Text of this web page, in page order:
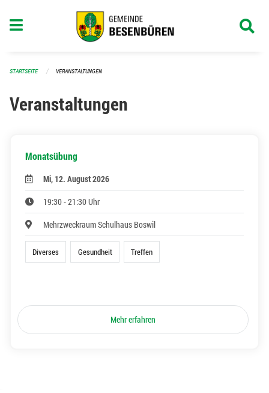
STARTSEITE VERANSTALTUNGEN
Veranstaltungen
Monatsübung
Mi, 12. August 2026
19:30 - 21:30 Uhr
Mehrzweckraum Schulhaus Boswil
Diverses Gesundheit Treffen
Mehr erfahren